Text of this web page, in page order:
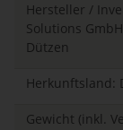
Hersteller /
Solutions
Dützen
Herkunftsland:
Gewicht (inkl.